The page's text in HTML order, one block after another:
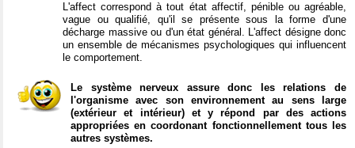
L'affect correspond à tout état affectif, pénible ou agréable,
vague ou qualifié, qu'il se présente sous la forme d'une
décharge massive ou d'un état général. L'affect désigne donc
un ensemble de mécanismes psychologiques qui influencent
le comportement.
Le système nerveux assure donc les relations de
l'organisme avec son environnement au sens large
(extérieur et intérieur) et y répond par des actions
appropriées en coordonant fonctionnellement tous les
autres systèmes.